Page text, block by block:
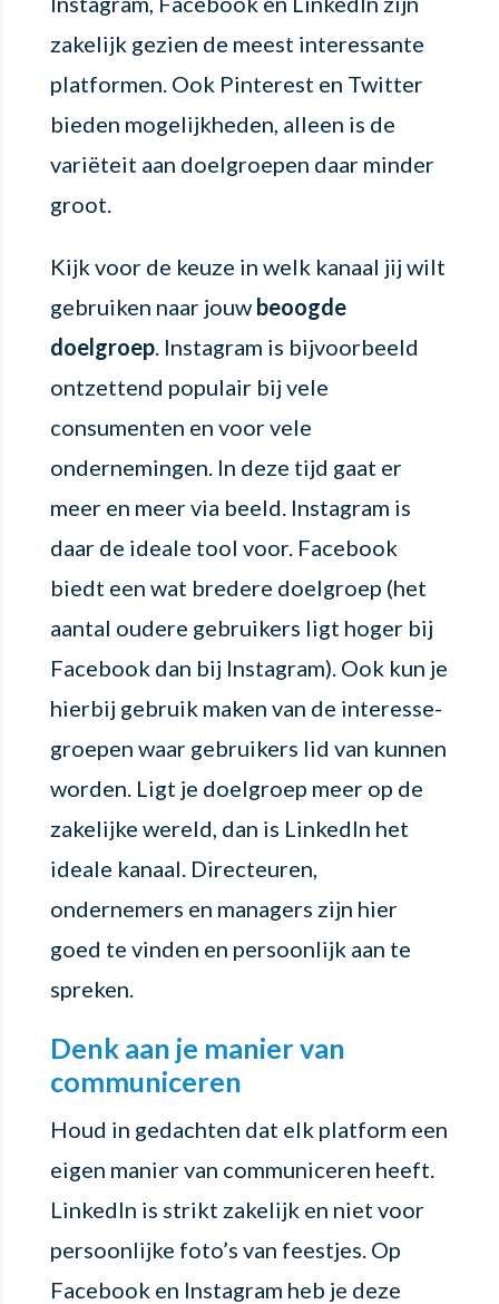
zakelijk gezien de meest interessante
platformen. Ook Pinterest en Twitter
bieden mogelijkheden, alleen is de
variëteit aan doelgroepen daar minder
groot.
Kijk voor de keuze in welk kanaal jij wilt
gebruiken naar jouw beoogde
doelgroep. Instagram is bijvoorbeeld
ontzettend populair bij vele
consumenten en voor vele
ondernemingen. In deze tijd gaat er
meer en meer via beeld. Instagram is
daar de ideale tool voor. Facebook
biedt een wat bredere doelgroep (het
aantal oudere gebruikers ligt hoger bij
Facebook dan bij Instagram). Ook kun je
hierbij gebruik maken van de interesse-
groepen waar gebruikers lid van kunnen
worden. Ligt je doelgroep meer op de
zakelijke wereld, dan is LinkedIn het
ideale kanaal. Directeuren,
ondernemers en managers zijn hier
goed te vinden en persoonlijk aan te
spreken.
Denk aan je manier van
communiceren
Houd in gedachten dat elk platform een
eigen manier van communiceren heeft.
LinkedIn is strikt zakelijk en niet voor
persoonlijke foto’s van feestjes. Op
Facebook en Instagram heb je deze